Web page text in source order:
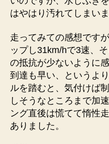
はやはり汚れてしまいま
走ってみての感想です
ップし31km/hで3速、
の抵抗が少ないように
到達も早い、というよ
ルを踏むと、気付けば
しそうなところまで加
ング直後は慌てて惰性
ありました。